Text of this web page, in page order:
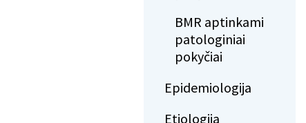
BMR aptinkami
patologiniai
pokyčiai
Epidemiologija
Etiologija